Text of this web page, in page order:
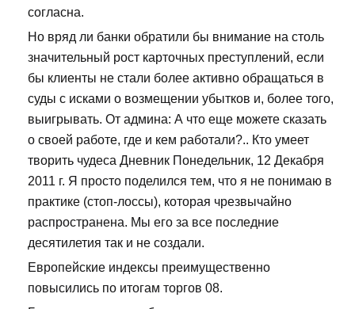
согласна.
Но вряд ли банки обратили бы внимание на столь
значительный рост карточных преступлений, если
бы клиенты не стали более активно обращаться в
суды с исками о возмещении убытков и, более того,
выигрывать. От админа: А что еще можете сказать
о своей работе, где и кем работали?.. Кто умеет
творить чудеса Дневник Понедельник, 12 Декабря
2011 г. Я просто поделился тем, что я не понимаю в
практике (стоп-лоссы), которая чрезвычайно
распространена. Мы его за все последние
десятилетия так и не создали.
Европейские индексы преимущественно
повысились по итогам торгов 08.